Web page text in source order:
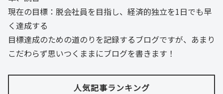
現在の目標：脱会社員を目指し、経済的独立を1日でも早
く達成する
目標達成のための道のりを記録するブログですが、あまり
こだわらず思いつくままにブログを書きます！
人気記事ランキング